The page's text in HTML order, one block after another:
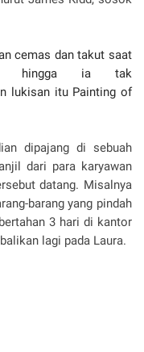
cemas dan takut saat
hingga ia tak
lukisan itu Painting of
dipajang di sebuah
dari para karyawan
datang. Misalnya
barang yang pindah
3 hari di kantor
lagi pada Laura.